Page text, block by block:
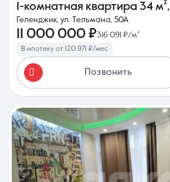
1-комнатная квартира 34 м²,
Геленджик, ул. Тельмана, 50А
11 000 000 ₽316 091 ₽/м²
В ипотеку от 120 971 ₽/мес
Позвонить